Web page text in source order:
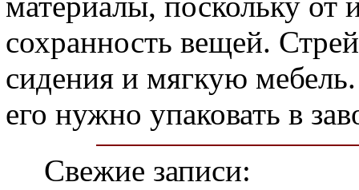
сохранность вещей.
сидения и мягкую
его нужно упаковать в
Свежие записи: